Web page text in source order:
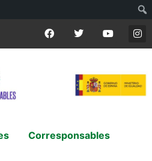
Corresponsables